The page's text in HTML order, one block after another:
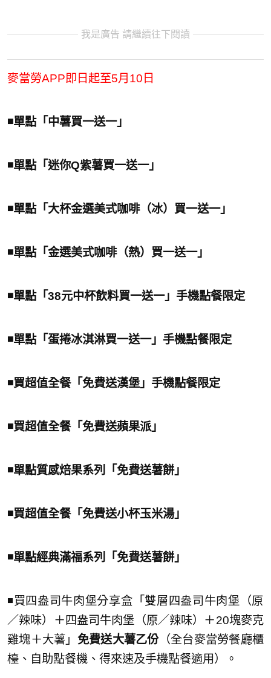
我是廣告 請繼續往下閱讀
麥當勞APP即日起至5月10日
◾️單點「中薯買一送一」
◾️單點「迷你Q紫薯買一送一」
◾️單點「大杯金選美式咖啡（冰）買一送一」
◾️單點「金選美式咖啡（熱）買一送一」
◾️單點「38元中杯飲料買一送一」手機點餐限定
◾️單點「蛋捲冰淇淋買一送一」手機點餐限定
◾️買超值全餐「免費送漢堡」手機點餐限定
◾️買超值全餐「免費送蘋果派」
◾️單點質感焙果系列「免費送薯餅」
◾️買超值全餐「免費送小杯玉米湯」
◾️單點經典滿福系列「免費送薯餅」
◾️買四盎司牛肉堡分享盒「雙層四盎司牛肉堡（原
／辣味）＋四盎司牛肉堡（原／辣味）＋20塊麥克
雞塊＋大薯」 免費送大薯乙份（全台麥當勞餐廳櫃
檯、自助點餐機、得來速及手機點餐適用）。